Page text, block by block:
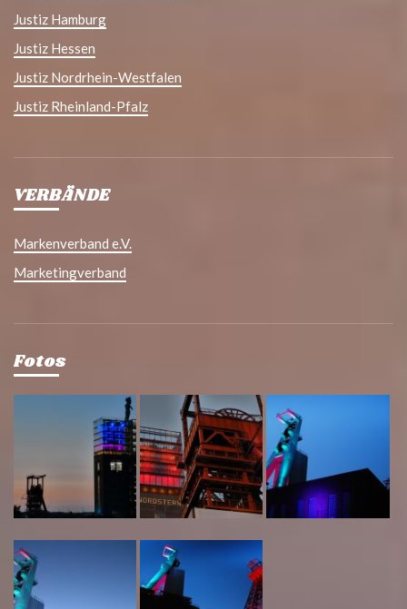
Justiz Hamburg
Justiz Hessen
Justiz Nordrhein-Westfalen
Justiz Rheinland-Pfalz
VERBÄNDE
Markenverband e.V.
Marketingverband
Fotos